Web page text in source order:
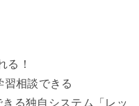
る！
相談できる
る独自システム「レッ